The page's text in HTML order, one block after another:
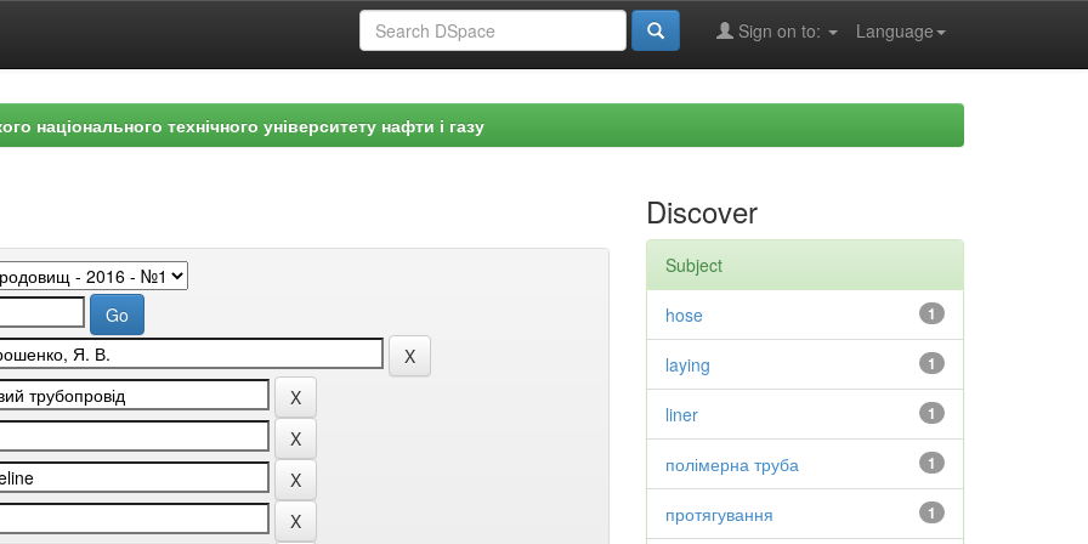
Language
Sign on to:
національного технічного університету нафти і газу
Discover
Subject
1
hose
1
laying
1
liner
1
полімерна труба
1
протягування